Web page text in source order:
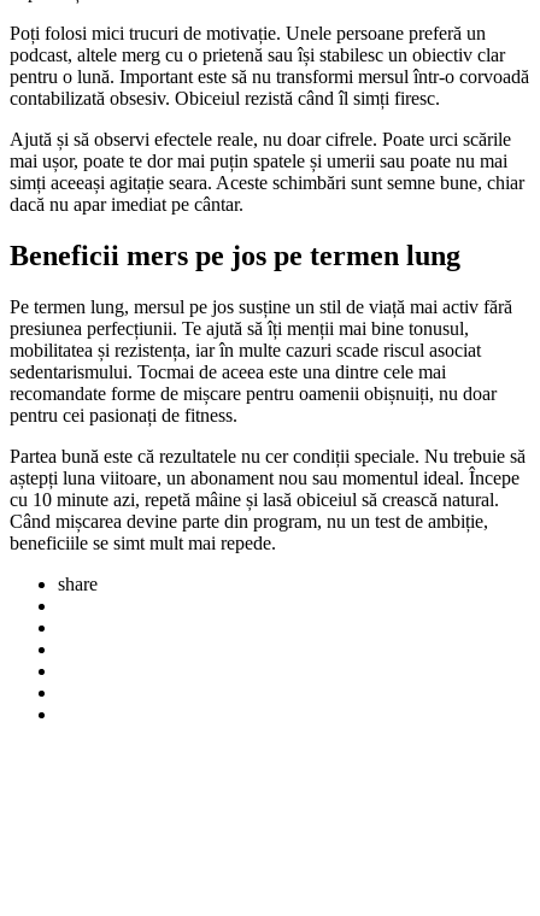
Poți folosi mici trucuri de motivație. Unele persoane preferă un
podcast, altele merg cu o prietenă sau își stabilesc un obiectiv clar
pentru o lună. Important este să nu transformi mersul într-o corvoadă
contabilizată obsesiv. Obiceiul rezistă când îl simți firesc.
Ajută și să observi efectele reale, nu doar cifrele. Poate urci scările
mai ușor, poate te dor mai puțin spatele și umerii sau poate nu mai
simți aceeași agitație seara. Aceste schimbări sunt semne bune, chiar
dacă nu apar imediat pe cântar.
Beneficii mers pe jos pe termen lung
Pe termen lung, mersul pe jos susține un stil de viață mai activ fără
presiunea perfecțiunii. Te ajută să îți menții mai bine tonusul,
mobilitatea și rezistența, iar în multe cazuri scade riscul asociat
sedentarismului. Tocmai de aceea este una dintre cele mai
recomandate forme de mișcare pentru oamenii obișnuiți, nu doar
pentru cei pasionați de fitness.
Partea bună este că rezultatele nu cer condiții speciale. Nu trebuie să
aștepți luna viitoare, un abonament nou sau momentul ideal. Începe
cu 10 minute azi, repetă mâine și lasă obiceiul să crească natural.
Când mișcarea devine parte din program, nu un test de ambiție,
beneficiile se simt mult mai repede.
share